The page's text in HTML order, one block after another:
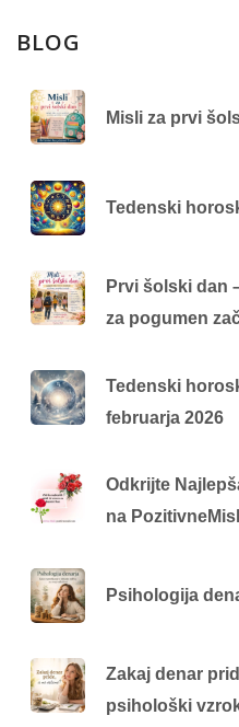
BLOG
Misli za prvi
Tedenski
Prvi šolski dan
za pogumen
Tedenski
februarja 2026
Odkrijte
na
Psihologija
Zakaj denar
psihološki